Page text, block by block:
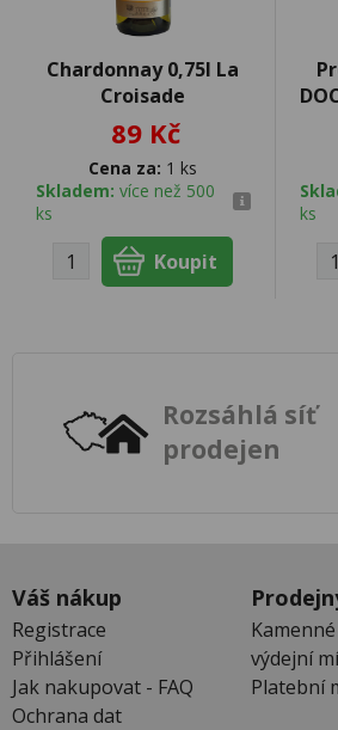
Chardonnay 0,75l La
Croisade
89 Kč
Cena za: 1 ks
Skladem: více než 500
ks
ks
Rozsáhlá síť
prodejen
Váš nákup
Registrace
Přihlášení
Jak nakupovat - FAQ
Ochrana dat
výdejní
Platební